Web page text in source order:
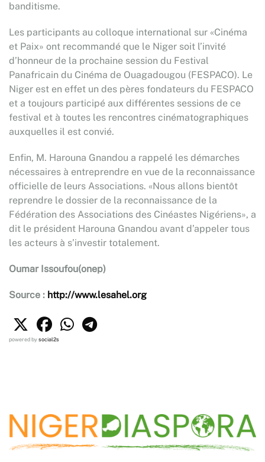
banditisme.
Les participants au colloque international sur «Cinéma
et Paix» ont recommandé que le Niger soit l’invité
d’honneur de la prochaine session du Festival
Panafricain du Cinéma de Ouagadougou (FESPACO). Le
Niger est en effet un des pères fondateurs du FESPACO
et a toujours participé aux différentes sessions de ce
festival et à toutes les rencontres cinématographiques
auxquelles il est convié.
Enfin, M. Harouna Gnandou a rappelé les démarches
nécessaires à entreprendre en vue de la reconnaissance
officielle de leurs Associations. «Nous allons bientôt
reprendre le dossier de la reconnaissance de la
Fédération des Associations des Cinéastes Nigériens», a
dit le président Harouna Gnandou avant d’appeler tous
les acteurs à s’investir totalement.
Oumar Issoufou(onep)
Source : http://www.lesahel.org
powered bysocial2s